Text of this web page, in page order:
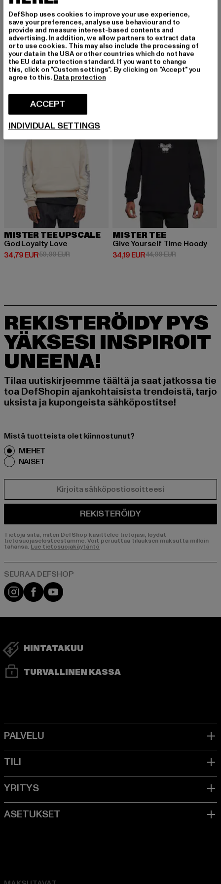
KARL KANI
Small Signature Teddy
64,79 EUR
Ajankohtainen hinta: 64,79 EUR
79,99 EURKampanjahinta: 79,99 EUR
MISTER TEE
Texas Sketch
26,09 EUR
Ajankohtainen hinta: 26,09 EUR
44,99 EUR
-42%
MISTER TEE UPSCALE
God Loyalty Love
34,79 EUR
Ajankohtainen hinta: 34,79 EUR
59,99 EURKampanjahinta: 59,99 EUR
MISTER TEE
Give Yourself Time Hoody
34,19 EUR
Ajankohtainen hinta: 34,19 EUR
44,99 EUR
REKISTERÖIDY PYS
YÄKSESI INSPIROIT
UNEENA!
Tilaa uutiskirjeemme täältä ja saat jatkossa tie
toa DefShopin ajankohtaisista trendeistä, tarjo
uksista ja kupongeista sähköpostitse!
Mistä tuotteista olet kiinnostunut?
MIEHET
NAISET
REKISTERÖIDY
Tietoja siitä, miten DefShop käsittelee tietojasi, löydät
tietosuojaselosteestamme. Voit peruuttaa tilauksen maksutta milloin
tahansa. Lue tietosuojakäytäntö
Visit our Instagram page:
Visit our Facebook page:
Visit our YouTube channel:
HINTATAKUU
TURVALLINEN KASSA
DefShop uses cookies to improve your use experience,
save your preferences, analyse use behaviour and to
provide and measure interest-based contents and
advertising. In addition, we allow partners to extract data
or to use cookies. This may also include the processing of
your data in the USA or other countries which do not have
the EU data protection standard. If you want to change
this, click on "Custom settings". By clicking on "Accept" you
agree to this. Data protection
ACCEPT
INDIVIDUAL SETTINGS